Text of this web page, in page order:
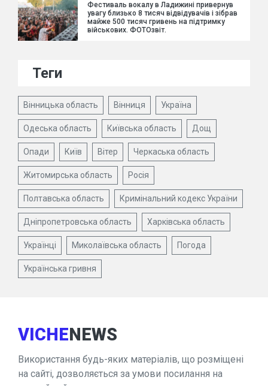
Фестиваль вокалу в Ладижині привернув
увагу близько 8 тисяч відвідувачів і зібрав
майже 500 тисяч гривень на підтримку
військових. ФОТОзвіт.
Теги
Вінницька область Вінниця Україна
Одеська область Київська область Дощ
Опади Київ Вітер Черкаська область
Житомирська область Росія
Полтавська область Кримінальний кодекс України
Дніпропетровська область Харківська область
Українці Миколаївська область Погода
Українська гривня
VICHENEWS
Використання будь-яких матеріалів, що розміщені
на сайті, дозволяється за умови посилання на